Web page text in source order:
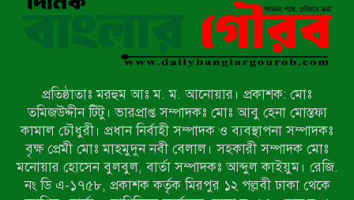
নন্দীগ্রামে সরকারি খাস জমির রাস্তা দখল,
চলাচলে চরম দুর্ভোগ; ইউএনওর হস্তক্ষেপ
নাটোরের পাটুলে পানিতে ডুবে নন্দীগ্রামের
স্কুলছাত্রের মর্মান্তিক মৃত্যু
সেনাবাহিনীর চাকরি হারিয়ে ভুয়া ডিবি
পুলিশ পরিচয়ে চাঁদাবাজি, গণপিটুনির পর
প্রতিষ্ঠাতাঃ মরহুম আঃ ম. ম. আনোয়ার। প্রকাশক: মোঃ
তমিজউদ্দীন টিটু। ভারপ্রাপ্ত সম্পাদকঃ মোঃ আবু হেনা মোস্তফা
কামাল চৌধুরী। প্রধান নির্বাহী সম্পাদক ও ব্যবস্থাপনা সম্পাদকঃ
বৃক্ষ প্রেমী মোঃ মাহমুদুন নবী বেলাল। সহকারী সম্পাদক মোঃ
মনোয়ার হোসেন বুলবুল, বার্তা সম্পাদকঃ আব্দুল কাইয়ুম। রেজি.
নং ডি এ-১৭৫৮, প্রকাশক কর্তৃক মিরপুর ১২ পল্লবী ঢাকা থেকে